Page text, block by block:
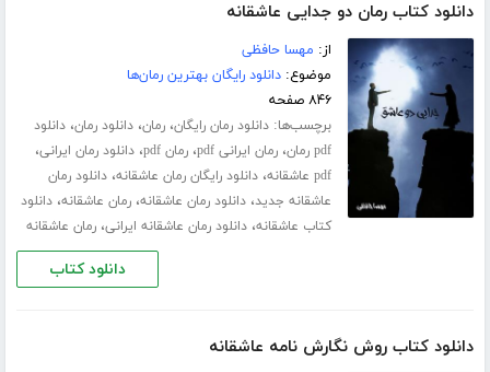
دانلود کتاب رمان دو جدایی عاشقانه
از: مهسا حافظی
موضوع:دانلود رایگان بهترین رمان‌ها
۸۴۶ صفحه
برچسب‌ها:دانلود رمان رایگان،رمان،دانلود رمان،دانلود
pdf رمان
،رمان ایرانی pdf ،رمان pdf ،دانلود رمان ایرانی،
pdf عاشقانه ،دانلود رایگان رمان عاشقانه،دانلود رمان
عاشقانه جدید،دانلود رمان عاشقانه،رمان عاشقانه،دانلود
کتاب عاشقانه،دانلود رمان عاشقانه ایرانی،رمان عاشقانه
دانلود کتاب
دانلود کتاب روش نگارش نامه عاشقانه